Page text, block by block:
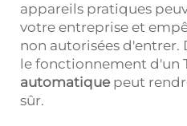
appareils pratiques
votre entreprise et
non autorisées d'entrer.
le fonctionnement d'un
automatique peut
sûr.